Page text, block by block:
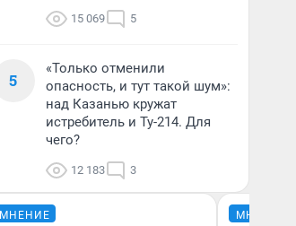
15 069 5
5
«Только отменили
опасность, и тут такой шум»:
над Казанью кружат
истребитель и Ту-214. Для
чего?
12 183 3
МНЕНИЕ МНЕНИЕ